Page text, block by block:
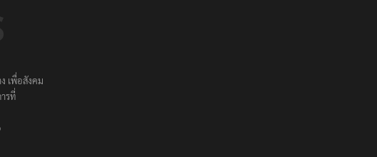
เพื่อสังคม
รที่